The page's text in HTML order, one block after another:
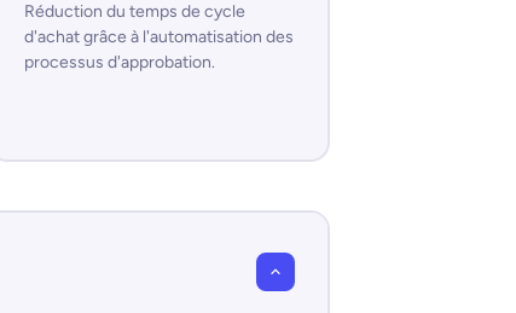
Réduction du temps de cycle
d'achat grâce à l'automatisation des
processus d'approbation.